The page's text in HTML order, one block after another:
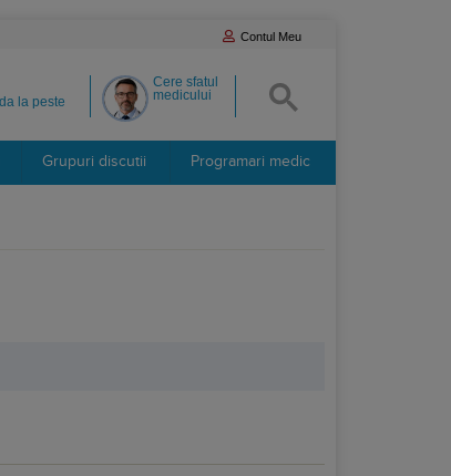
Contul Meu
Cere sfatul
medicului
la peste
Grupuri discutii Programari medic